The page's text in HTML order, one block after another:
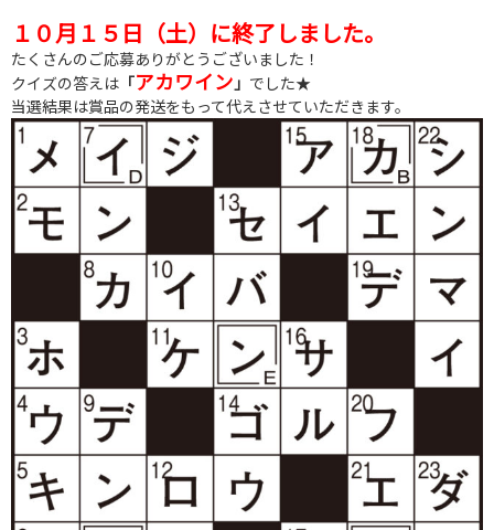
１０ 月１５日（土）に終了しました。
たくさんのご応募ありがとうございました！
クイズの答えは 「アカワイン 」 でした★
当選結果は賞品の発送をもって代えさせていただきます。